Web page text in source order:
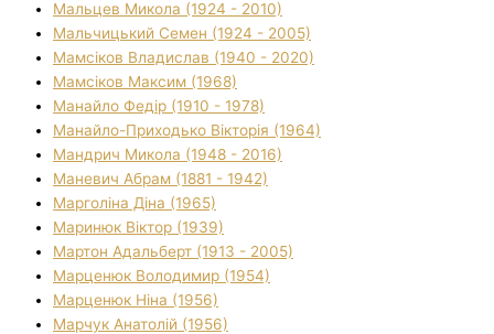
Мальцев Микола (1924 - 2010)
Мальчицький Семен (1924 - 2005)
Мамсіков Владислав (1940 - 2020)
Мамсіков Максим (1968)
Манайло Федір (1910 - 1978)
Манайло-Приходько Вікторія (1964)
Мандрич Микола (1948 - 2016)
Маневич Абрам (1881 - 1942)
Марголіна Діна (1965)
Маринюк Віктор (1939)
Мартон Адальберт (1913 - 2005)
Марценюк Володимир (1954)
Марценюк Ніна (1956)
Марчук Анатолій (1956)